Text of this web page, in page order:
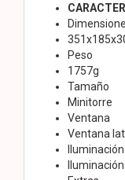
Peso
1757g
Tamaño
Minitorre
Ventana
Ventana
Iluminación